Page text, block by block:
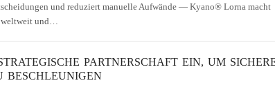
und reduziert manuelle Aufwände — Kyano® Lorna macht
und…
PARTNERSCHAFT EIN, UM
BESCHLEUNIGEN